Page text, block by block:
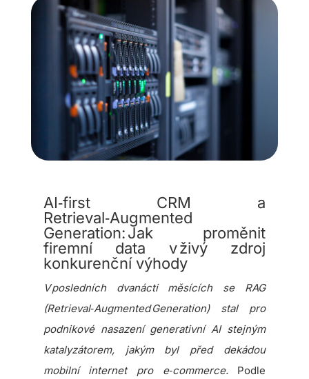
AI‑first CRM a
Retrieval‑Augmented
Generation: Jak proměnit
firemní data v živý zdroj
konkurenční výhody
V posledních dvanácti měsících se RAG
(Retrieval‑Augmented Generation) stal pro
podnikové nasazení generativní AI stejným
katalyzátorem, jakým byl před dekádou
mobilní internet pro e‑commerce.Podle